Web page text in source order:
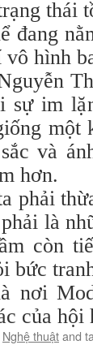
thái
đang
hình
sự im
một
và
hơn.
phải
là
còn
bức
nơi
của hội
Nghệ thuậtand